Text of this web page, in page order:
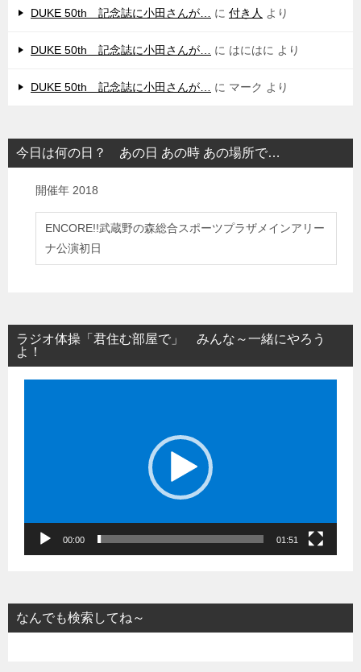
DUKE 50th 記念誌に小田さんが… に 付き人 より
DUKE 50th 記念誌に小田さんが… に はにはに より
DUKE 50th 記念誌に小田さんが… に マーク より
今日は何の日？ あの日 あの時 あの場所で…
開催年 2018
ENCORE!!武蔵野の森総合スポーツプラザメインアリー
ナ公演初日
ラジオ体操「君住む部屋で」 みんな～一緒にやろう
よ！
00:00 01:51
なんでも検索してね～